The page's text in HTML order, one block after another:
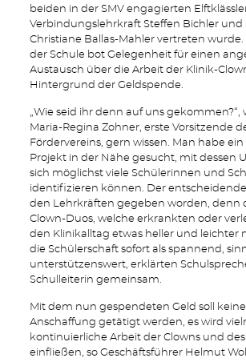
beiden in der SMV engagierten
Verbindungslehrkraft Steffen Bichler und
Christiane Ballas-Mahler vertreten wurde.
der Schule bot Gelegenheit für einen
Austausch über die Arbeit der Klinik-
Hintergrund der Geldspende.
„Wie seid ihr denn auf uns gekommen?“,
Maria-Regina Zohner, erste Vorsitzende
Fördervereins, gern wissen. Man habe
Projekt in der Nähe gesucht, mit dessen
sich möglichst viele Schülerinnen und
identifizieren können. Der entscheidende
den Lehrkräften gegeben worden, denn
Clown-Duos, welche erkrankten oder
den Klinikalltag etwas heller und leichter
die Schülerschaft sofort als spannend,
unterstützenswert, erklärten
Schulleiterin gemeinsam.
Mit dem nun gespendeten Geld soll
Anschaffung getätigt werden, es wird
kontinuierliche Arbeit der Clowns und
einfließen, so Geschäftsführer Helmut